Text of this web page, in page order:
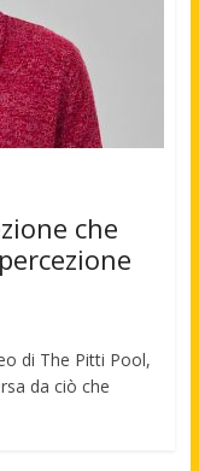
che
di The Pitti Pool,
da ciò che